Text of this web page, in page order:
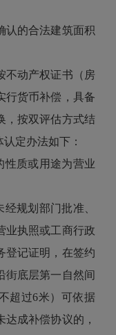
的合法建筑面积
动产权证书（房
行货币补偿，具备
，按双评估方式结
定办法如下：
质或用途为营业
规划部门批准、
业执照或工商行政
登记证明，在签约
街底层第一自然间
超过6米）可依据
成补偿协议的，